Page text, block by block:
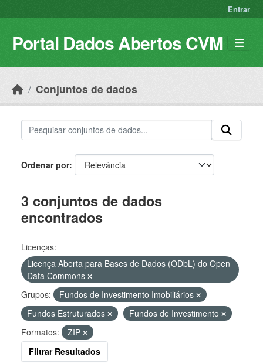
Entrar
Portal Dados Abertos CVM
Conjuntos de dados
Ordenar por
3 conjuntos de dados
encontrados
Licenças:
Licença Aberta para Bases de Dados (ODbL) do Open
Data Commons
Grupos:
Fundos de Investimento Imobiliários
Fundos Estruturados
Fundos de Investimento
Formatos:
ZIP
Filtrar Resultados